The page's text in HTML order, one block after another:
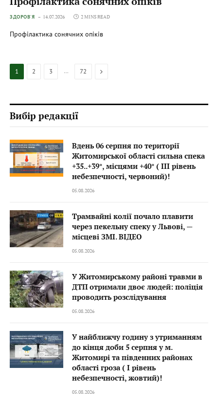
ЗДОРОВ'Я 14.07.2026 2 MINS READ
Профілактика сонячних опіків
1 2 3 … 72 Next
Вибір редакції
Вдень 06 серпня по території
Житомирської області сильна спека
+35..+39°, місцями +40° ( III рівень
небезпечності, червоний)!
05.08.2026
Трамвайні колії почало плавити
через пекельну спеку у Львові, —
місцеві ЗМІ. ВІДЕО
05.08.2026
У Житомирському районі травми в
ДТП отримали двоє людей: поліція
проводить розслідування
05.08.2026
У найближчу годину з утриманням
до кінця доби 5 серпня у м.
Житомирі та південних районах
області гроза ( I рівень
небезпечності, жовтий)!
05.08.2026